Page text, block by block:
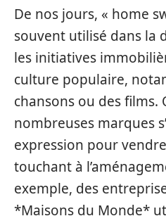
De nos jours, « home
souvent utilisé dans la
les initiatives
culture populaire,
chansons ou des films.
nombreuses marques
expression pour
touchant à
exemple, des
*Maisons du Monde*